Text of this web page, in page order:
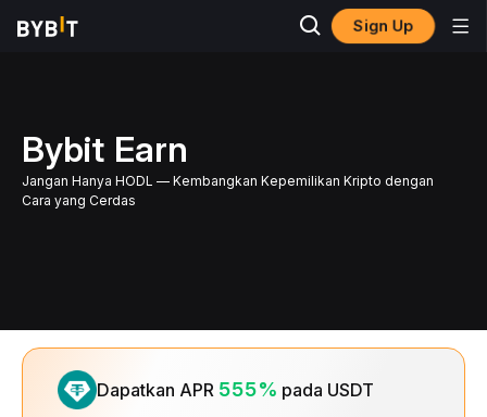
Sign Up
Bybit Earn
Jangan Hanya HODL — Kembangkan Kepemilikan Kripto dengan
Cara yang Cerdas
Slide 1 of 1Dapatkan APR 555% pada USDT